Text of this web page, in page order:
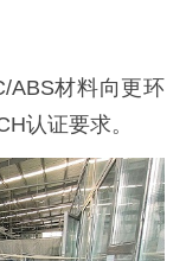
ABS材料向更环
认证要求。